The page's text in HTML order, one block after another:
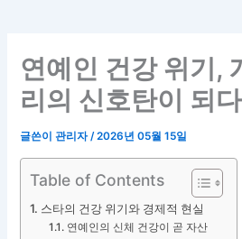
연예인 건강 위기,
리의 신호탄이 되다
글쓴이관리자/2026년 05월 15일
Table of Contents
스타의 건강 위기와 경제적 현실
연예인의 신체 건강이 곧 자산